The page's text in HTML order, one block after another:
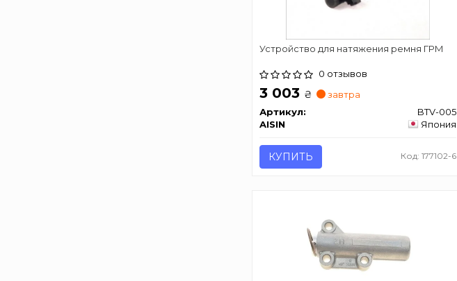
Устройство для натяжения ремня ГРМ
0 отзывов
3 003 ₴
завтра
Артикул:
BTV-005
AISIN
Япония
КУПИТЬ Код: 177102-6